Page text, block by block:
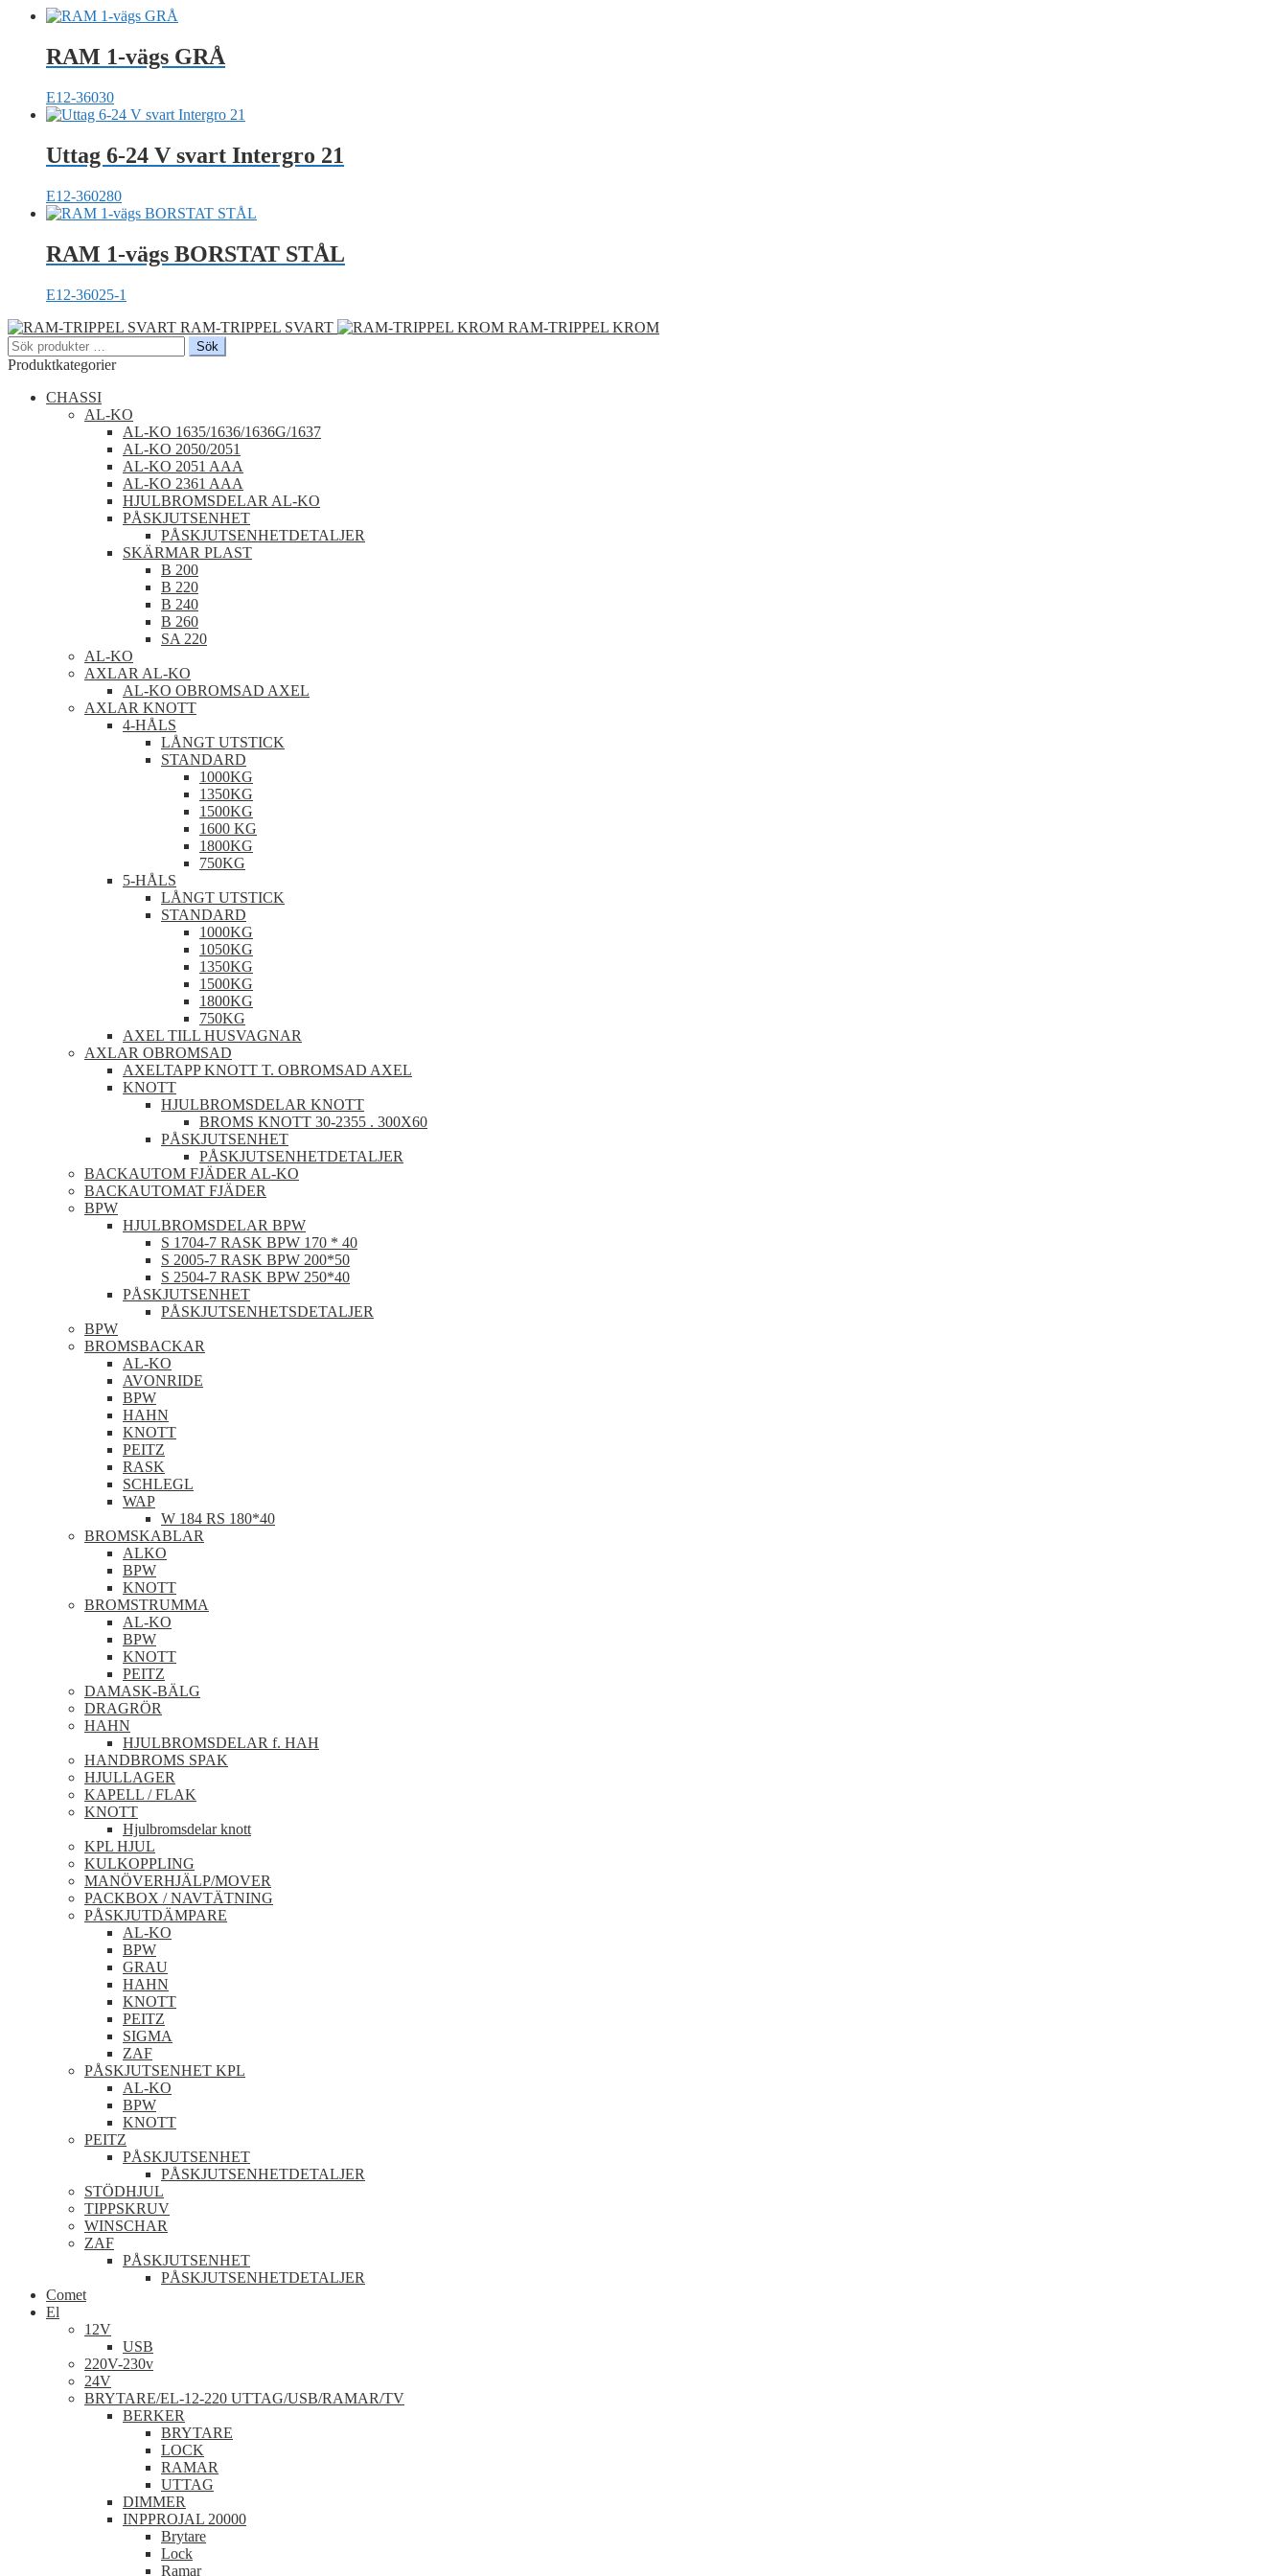
RAM 1-vägs GRÅ
E12-36030
Uttag 6-24 V svart Intergro 21
E12-360280
RAM 1-vägs BORSTAT STÅL
E12-36025-1
RAM-TRIPPEL SVART
RAM-TRIPPEL KROM
Sök
efter:
Sök
Produktkategorier
CHASSI
AL-KO
AL-KO 1635/1636/1636G/1637
AL-KO 2050/2051
AL-KO 2051 AAA
AL-KO 2361 AAA
HJULBROMSDELAR AL-KO
PÅSKJUTSENHET
PÅSKJUTSENHETDETALJER
SKÄRMAR PLAST
B 200
B 220
B 240
B 260
SA 220
AL-KO
AXLAR AL-KO
AL-KO OBROMSAD AXEL
AXLAR KNOTT
4-HÅLS
LÅNGT UTSTICK
STANDARD
1000KG
1350KG
1500KG
1600 KG
1800KG
750KG
5-HÅLS
LÅNGT UTSTICK
STANDARD
1000KG
1050KG
1350KG
1500KG
1800KG
750KG
AXEL TILL HUSVAGNAR
AXLAR OBROMSAD
AXELTAPP KNOTT T. OBROMSAD AXEL
KNOTT
HJULBROMSDELAR KNOTT
BROMS KNOTT 30-2355 . 300X60
PÅSKJUTSENHET
PÅSKJUTSENHETDETALJER
BACKAUTOM FJÄDER AL-KO
BACKAUTOMAT FJÄDER
BPW
HJULBROMSDELAR BPW
S 1704-7 RASK BPW 170 * 40
S 2005-7 RASK BPW 200*50
S 2504-7 RASK BPW 250*40
PÅSKJUTSENHET
PÅSKJUTSENHETSDETALJER
BPW
BROMSBACKAR
AL-KO
AVONRIDE
BPW
HAHN
KNOTT
PEITZ
RASK
SCHLEGL
WAP
W 184 RS 180*40
BROMSKABLAR
ALKO
BPW
KNOTT
BROMSTRUMMA
AL-KO
BPW
KNOTT
PEITZ
DAMASK-BÄLG
DRAGRÖR
HAHN
HJULBROMSDELAR f. HAH
HANDBROMS SPAK
HJULLAGER
KAPELL / FLAK
KNOTT
Hjulbromsdelar knott
KPL HJUL
KULKOPPLING
MANÖVERHJÄLP/MOVER
PACKBOX / NAVTÄTNING
PÅSKJUTDÄMPARE
AL-KO
BPW
GRAU
HAHN
KNOTT
PEITZ
SIGMA
ZAF
PÅSKJUTSENHET KPL
AL-KO
BPW
KNOTT
PEITZ
PÅSKJUTSENHET
PÅSKJUTSENHETDETALJER
STÖDHJUL
TIPPSKRUV
WINSCHAR
ZAF
PÅSKJUTSENHET
PÅSKJUTSENHETDETALJER
Comet
El
12V
USB
220V-230v
24V
BRYTARE/EL-12-220 UTTAG/USB/RAMAR/TV
BERKER
BRYTARE
LOCK
RAMAR
UTTAG
DIMMER
INPPROJAL 20000
Brytare
Lock
Ramar